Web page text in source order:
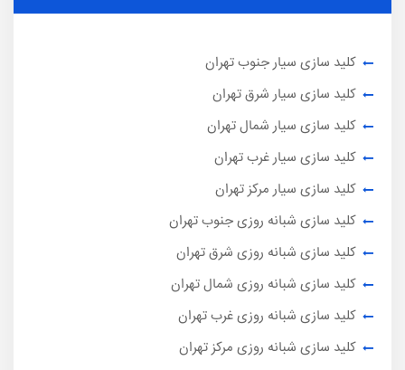
کلید سازی سیار جنوب تهران
کلید سازی سیار شرق تهران
کلید سازی سیار شمال تهران
کلید سازی سیار غرب تهران
کلید سازی سیار مرکز تهران
کلید سازی شبانه روزی جنوب تهران
کلید سازی شبانه روزی شرق تهران
کلید سازی شبانه روزی شمال تهران
کلید سازی شبانه روزی غرب تهران
کلید سازی شبانه روزی مرکز تهران